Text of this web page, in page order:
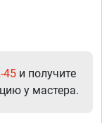
45 и получите
у мастера.